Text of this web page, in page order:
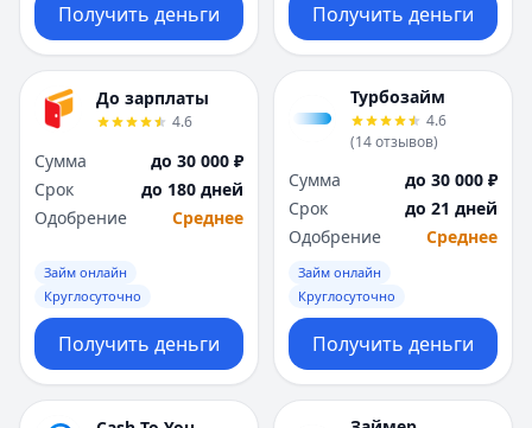
Хабаровск
Ч
Чебоксары
Челябинск
Чита
Ярославль
Вся Россия
Хабаровск
Ч
Чебоксары
Челябинск
Чита
Ярославль
Вся Россия
Получить деньги Получить деньги
До зарплаты
4.6
Сумма
до 30 000 ₽
Срок
до 180 дней
Одобрение
Среднее
Займ онлайн
Круглосуточно
Получить деньги
Турбозайм
4.6
(14отзывов)
Сумма
до 30 000 ₽
Срок
до 21 дней
Одобрение
Среднее
Займ онлайн
Круглосуточно
Получить деньги